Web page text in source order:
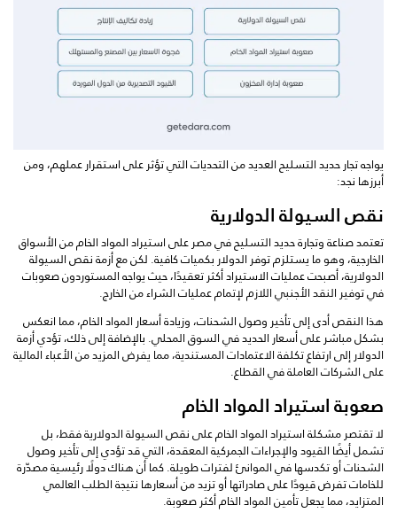
يواجه تجار حديد التسليح العديد من التحديات التي تؤثر على استقرار عملهم، ومن
أبرزها نجد:
نقص السيولة الدولارية
تعتمد صناعة وتجارة حديد التسليح في مصر على استيراد المواد الخام من الأسواق
الخارجية، وهو ما يستلزم توفر الدولار بكميات كافية. لكن مع أزمة نقص السيولة
الدولارية، أصبحت عمليات الاستيراد أكثر تعقيدًا، حيث يواجه المستوردون صعوبات
في توفير النقد الأجنبي اللازم لإتمام عمليات الشراء من الخارج.
هذا النقص أدى إلى تأخير وصول الشحنات، وزيادة أسعار المواد الخام، مما انعكس
بشكل مباشر على أسعار الحديد في السوق المحلي. بالإضافة إلى ذلك، تؤدي أزمة
الدولار إلى ارتفاع تكلفة الاعتمادات المستندية، مما يفرض المزيد من الأعباء المالية
على الشركات العاملة في القطاع.
صعوبة استيراد المواد الخام
لا تقتصر مشكلة استيراد المواد الخام على نقص السيولة الدولارية فقط، بل
تشمل أيضًا القيود والإجراءات الجمركية المعقدة، التي قد تؤدي إلى تأخير وصول
الشحنات أو تكدسها في الموانئ لفترات طويلة. كما أن هناك دولًا رئيسية مصدّرة
للخامات تفرض قيودًا على صادراتها أو تزيد من أسعارها نتيجة الطلب العالمي
المتزايد، مما يجعل تأمين المواد الخام أكثر صعوبة.